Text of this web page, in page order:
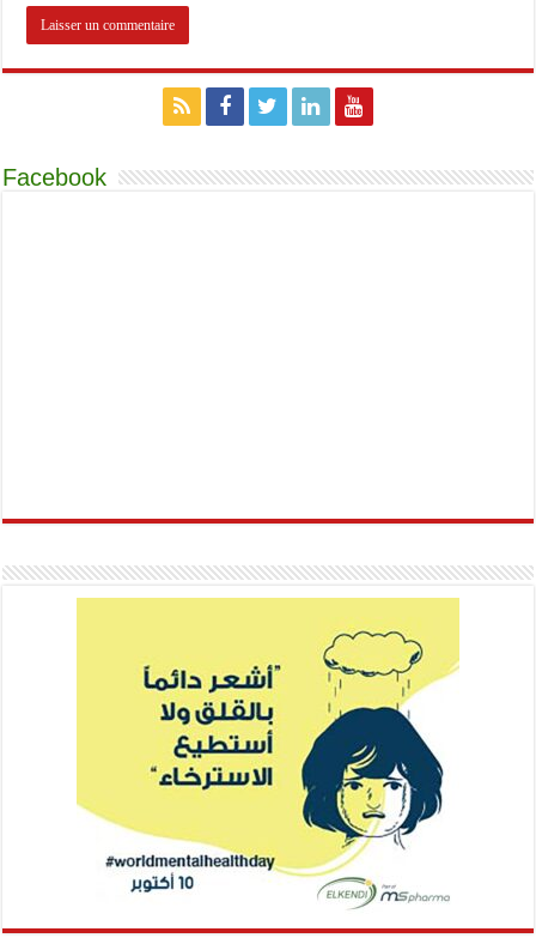
Facebook